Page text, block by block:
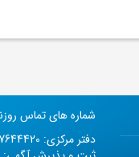
شماره های تماس
دفتر مرکزی: 02177644420